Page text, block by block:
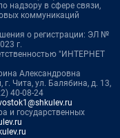
надзору в сфере связи,
коммуникаций
о регистрации: ЭЛ №
г.
"ИНТЕРНЕТ
Александровна
Чита, ул. Балябина, д. 13,
40-08-24
и государственных